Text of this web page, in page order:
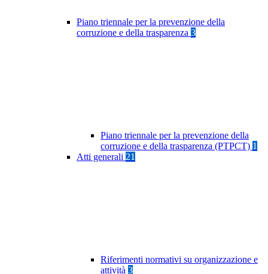
Piano triennale per la prevenzione della
corruzione e della trasparenza 3
Piano triennale per la prevenzione della
corruzione e della trasparenza (PTPCT) 1
Atti generali 21
Riferimenti normativi su organizzazione e
attività 3